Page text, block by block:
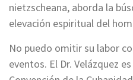
nietzscheana, aborda la
elevación espiritual del
No puedo omitir su labor
eventos. El Dr. Velázquez